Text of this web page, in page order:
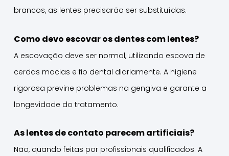
brancos, as lentes precisarão ser substituídas.
Como devo escovar os dentes com lentes?
A escovação deve ser normal, utilizando escova de
cerdas macias e fio dental diariamente. A higiene
rigorosa previne problemas na gengiva e garante a
longevidade do tratamento.
As lentes de contato parecem artificiais?
Não, quando feitas por profissionais qualificados. A